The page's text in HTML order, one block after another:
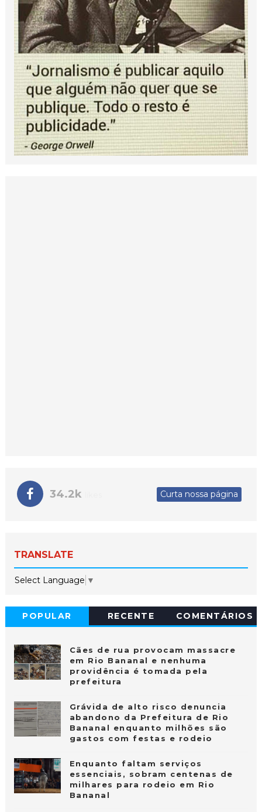
34.2k Curta nossa página
TRANSLATE
Select Language ▼
POPULAR RECENTE COMENTÁRIOS
Cães de rua provocam massacre
em Rio Bananal e nenhuma
providência é tomada pela
prefeitura
Grávida de alto risco denuncia
abandono da Prefeitura de Rio
Bananal enquanto milhões são
gastos com festas e rodeio
Enquanto faltam serviços
essenciais, sobram centenas de
milhares para rodeio em Rio
Bananal